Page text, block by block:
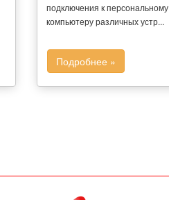
подключения к персональному
компьютеру различных устр...
Подробнее »